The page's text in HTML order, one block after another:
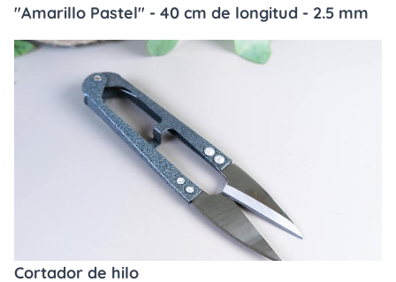
"Amarillo Pastel" - 40 cm de longitud - 2.5 mm
Cortador de hilo